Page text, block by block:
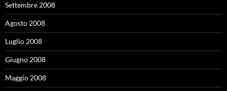
Settembre 2008
Agosto 2008
Luglio 2008
Giugno 2008
Maggio 2008